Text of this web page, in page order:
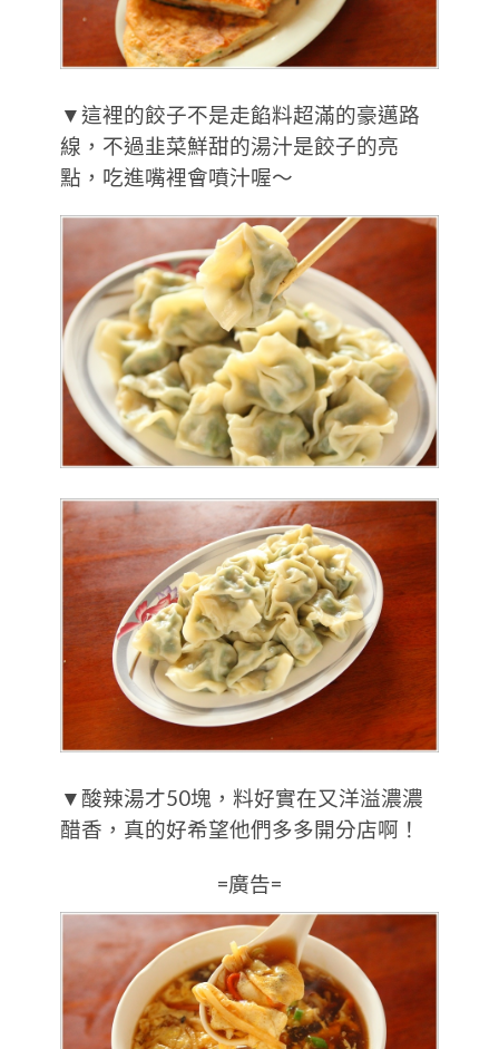
▼這裡的餃子不是走餡料超滿的豪邁路
線，不過韭菜鮮甜的湯汁是餃子的亮
點，吃進嘴裡會噴汁喔～
▼酸辣湯才50塊，料好實在又洋溢濃濃
醋香，真的好希望他們多多開分店啊！
=廣告=